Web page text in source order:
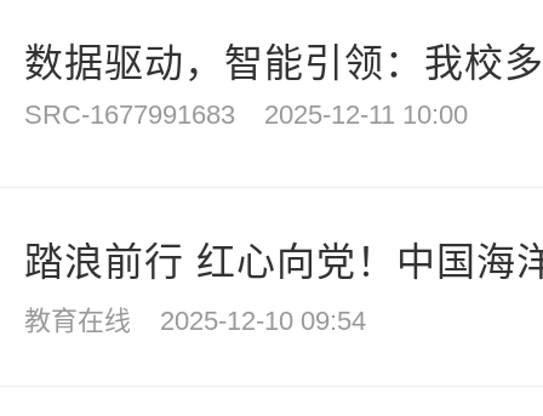
数据驱动，智能引领：我校
SRC-1677991683 2025-12-11 10:00
踏浪前行 红心向党！中国海
教育在线 2025-12-10 09:54